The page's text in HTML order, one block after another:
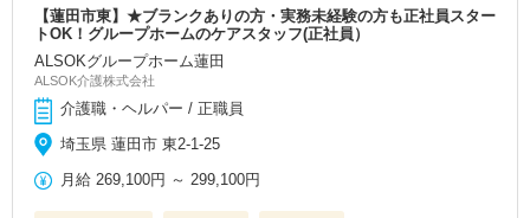
【蓮田市東】★ブランクありの方・実務未経験の方も正社員スター
トOK！グループホームのケアスタッフ(正社員）
ALSOKグループホーム蓮田
ALSOK介護株式会社
介護職・ヘルパー / 正職員
埼玉県 蓮田市 東2-1-25
月給 269,100円 ～299,100円